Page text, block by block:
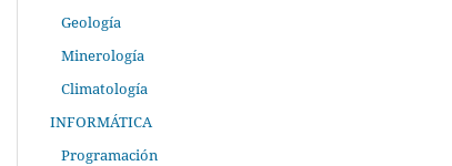
Geología
Minerología
Climatología
INFORMÁTICA
Programación